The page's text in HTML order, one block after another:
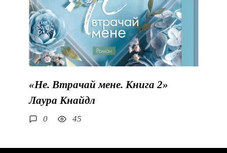
«Не. Втрачай мене. Книга 2»
Лаура Кнайдл
0 45